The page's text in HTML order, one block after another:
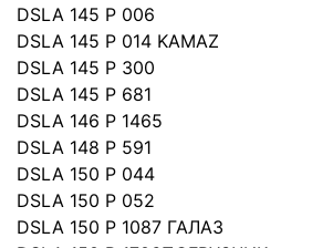
DSLA 145 P 006
DSLA 145 P 014 KAMAZ
DSLA 145 P 300
DSLA 145 P 681
DSLA 146 P 1465
DSLA 148 P 591
DSLA 150 P 044
DSLA 150 P 052
DSLA 150 P 1087 ГАЛАЗ